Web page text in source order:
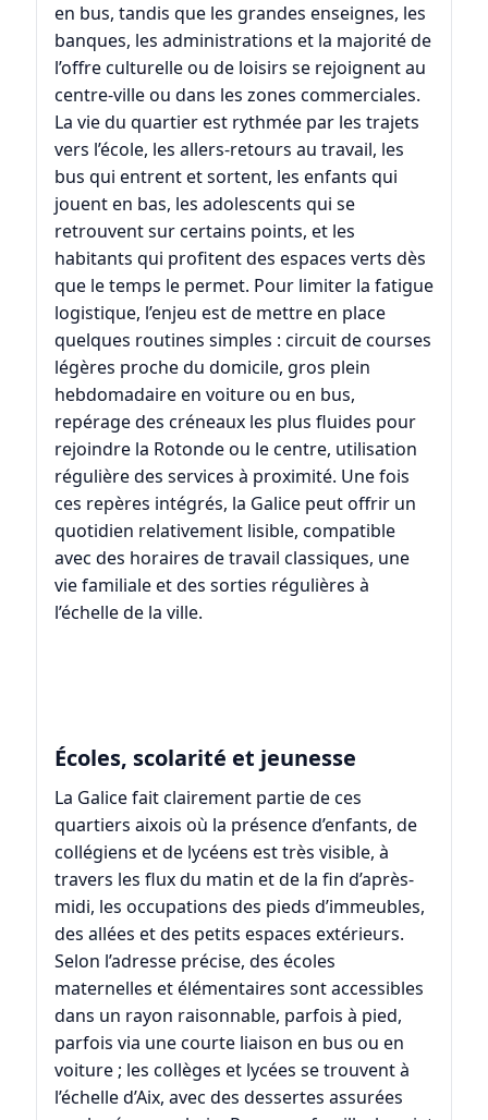
en bus, tandis que les grandes enseignes, les
banques, les administrations et la majorité de
l’offre culturelle ou de loisirs se rejoignent au
centre-ville ou dans les zones commerciales.
La vie du quartier est rythmée par les trajets
vers l’école, les allers-retours au travail, les
bus qui entrent et sortent, les enfants qui
jouent en bas, les adolescents qui se
retrouvent sur certains points, et les
habitants qui profitent des espaces verts dès
que le temps le permet. Pour limiter la fatigue
logistique, l’enjeu est de mettre en place
quelques routines simples : circuit de courses
légères proche du domicile, gros plein
hebdomadaire en voiture ou en bus,
repérage des créneaux les plus fluides pour
rejoindre la Rotonde ou le centre, utilisation
régulière des services à proximité. Une fois
ces repères intégrés, la Galice peut offrir un
quotidien relativement lisible, compatible
avec des horaires de travail classiques, une
vie familiale et des sorties régulières à
l’échelle de la ville.
Écoles, scolarité et jeunesse
La Galice fait clairement partie de ces
quartiers aixois où la présence d’enfants, de
collégiens et de lycéens est très visible, à
travers les flux du matin et de la fin d’après-
midi, les occupations des pieds d’immeubles,
des allées et des petits espaces extérieurs.
Selon l’adresse précise, des écoles
maternelles et élémentaires sont accessibles
dans un rayon raisonnable, parfois à pied,
parfois via une courte liaison en bus ou en
voiture ; les collèges et lycées se trouvent à
l’échelle d’Aix, avec des dessertes assurées